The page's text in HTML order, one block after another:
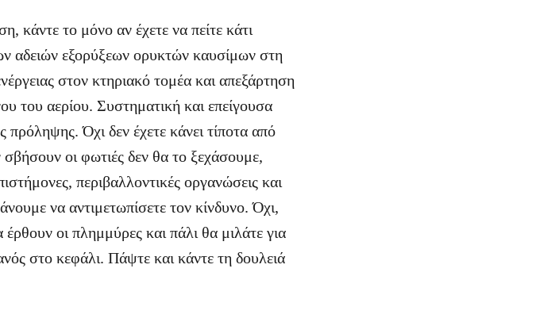
κάντε το μόνο αν έχετε να πείτε κάτι
αδειών εξορύξεων ορυκτών καυσίμων στη
στον κτηριακό τομέα και απεξάρτηση
του αερίου. Συστηματική και επείγουσα
Όχι δεν έχετε κάνει τίποτα από
οι φωτιές δεν θα το ξεχάσουμε,
περιβαλλοντικές οργανώσεις και
να αντιμετωπίσετε τον κίνδυνο. Όχι,
οι πλημμύρες και πάλι θα μιλάτε για
στο κεφάλι. Πάψτε και κάντε τη δουλειά